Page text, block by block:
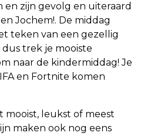
en zijn gevolg en uiteraard
Jochem!. De middag
teken van een gezellig
trek je mooiste
naar de kindermiddag! Je
en Fortnite komen
mooist, leukst of meest
maken ook nog eens